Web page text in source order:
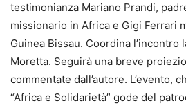
testimonianza Mariano Prandi,
missionario in Africa e Gigi Ferrari
Guinea Bissau. Coordina l’incontro
Moretta. Seguirà una breve
commentate dall’autore. L’evento,
“Africa e Solidarietà” gode del